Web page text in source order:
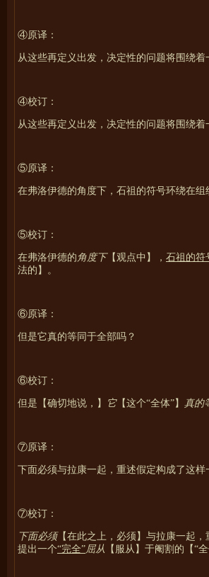
④原译：
从这些再定义出发，决定性的问题将围绕着
④校订：
从这些再定义出发，决定性的问题将围绕着
⑤原译：
在弗洛伊德的角度下，石祖的符号环绕在
⑤校订：
在弗洛伊德的 角度下【观点中】， 石祖的符
法的】。
⑥原译：
但是它真的等同于全部吗？
⑥校订：
但是【确切地说，】 它【这个“全体”】 真的
⑦原译：
下面必须与拉康一起，重述假定构成了这
⑦校订：
下面必须【在此之上，必须】与拉康一起，
提出一个“完全”屈从 【服从】于阉割的【“